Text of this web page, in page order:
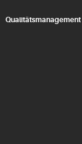
Qualitätsmanagement